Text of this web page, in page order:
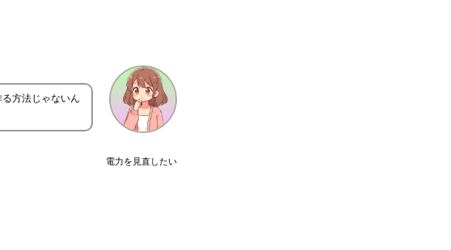
電力を見直したい
方法じゃないん